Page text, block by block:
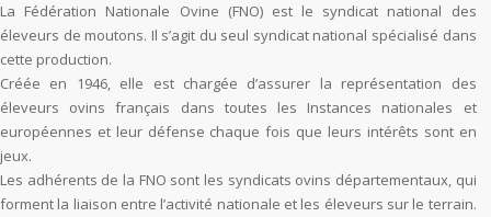
La Fédération Nationale Ovine (FNO) est le syndicat national des
éleveurs de moutons. Il s’agit du seul syndicat national spécialisé dans
cette production.
Créée en 1946, elle est chargée d’assurer la représentation des
éleveurs ovins français dans toutes les Instances nationales et
européennes et leur défense chaque fois que leurs intérêts sont en
jeux.
Les adhérents de la FNO sont les syndicats ovins départementaux, qui
forment la liaison entre l’activité nationale et les éleveurs sur le terrain.